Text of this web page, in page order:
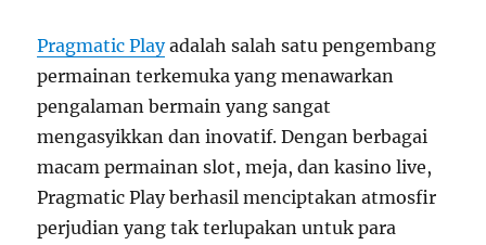
Pragmatic Playadalah salah satu pengembang
permainan terkemuka yang menawarkan
pengalaman bermain yang sangat
mengasyikkan dan inovatif. Dengan berbagai
macam permainan slot, meja, dan kasino live,
Pragmatic Play berhasil menciptakan atmosfir
perjudian yang tak terlupakan untuk para